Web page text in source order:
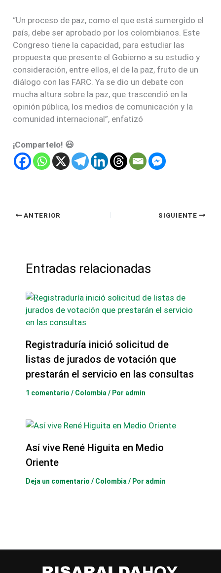
“Un proceso de paz, como el que está sumergido el
país, debe ser aprobado por los colombianos. Este
Congreso tiene la capacidad, para estudiar las
propuesta que presente el Gobierno a su estudio y
consideración, entre ellos, el de la paz, fruto de un
diálogo con las FARC. Ya se dio un debate con
mucha altura sobre la paz, que trascendió en la
opinión pública, los medios de comunicación y la
comunidad internacional”, enfatizó
¡Compartelo! 😃
ANTERIOR SIGUIENTE
Entradas relacionadas
Registraduría inició solicitud de
listas de jurados de votación que
prestarán el servicio en las consultas
1 comentario / Colombia / Por admin
Así vive René Higuita en Medio
Oriente
Deja un comentario / Colombia / Por admin